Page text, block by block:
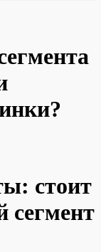
стоит
сегмент